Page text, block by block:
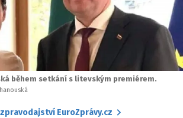
během setkání s litevským premiérem.
EuroZprávy.cz